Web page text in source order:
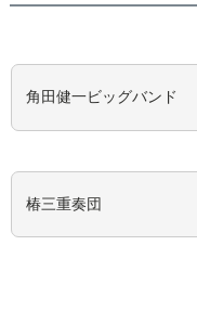
角田健一ビッグバンド
椿三重奏団